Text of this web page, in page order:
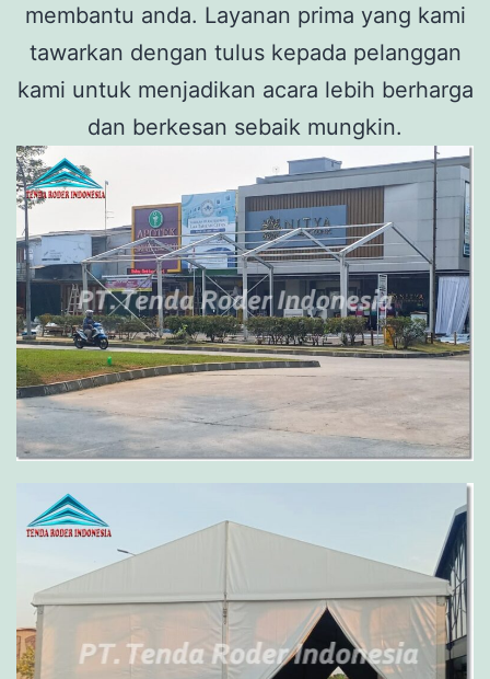
membantu anda. Layanan prima yang kami
tawarkan dengan tulus kepada pelanggan
kami untuk menjadikan acara lebih berharga
dan berkesan sebaik mungkin.